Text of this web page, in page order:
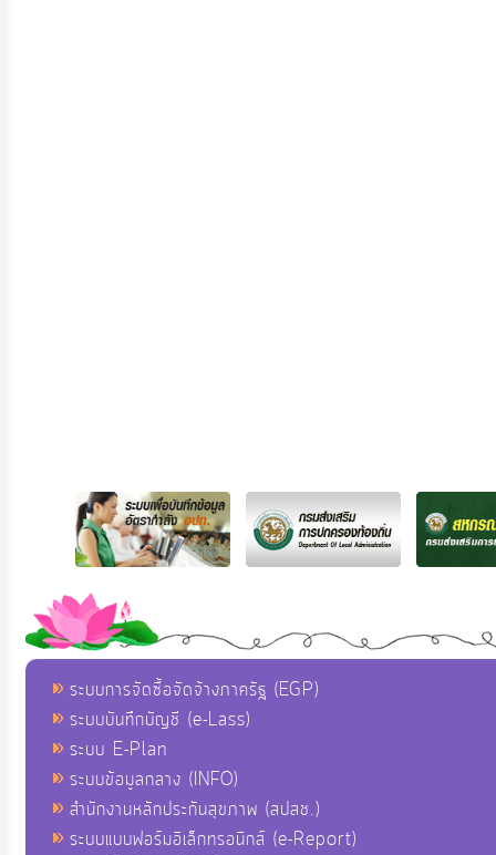
ระบบการจัดซื้อจัดจ้างภาครัฐ (EGP)
ระบบบันทึกบัญชี (e-Lass)
ระบบ E-Plan
ระบบข้อมูลกลาง (INFO)
สำนักงานหลักประกันสุขภาพ (สปสช.)
ระบบแบบฟอร์มอิเล็กทรอนิกส์ (e-Report)